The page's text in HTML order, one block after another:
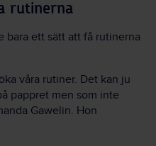
rutinerna
bara ett sätt att få rutinerna
våra rutiner. Det kan ju
pappret men som inte
Gawelin. Hon